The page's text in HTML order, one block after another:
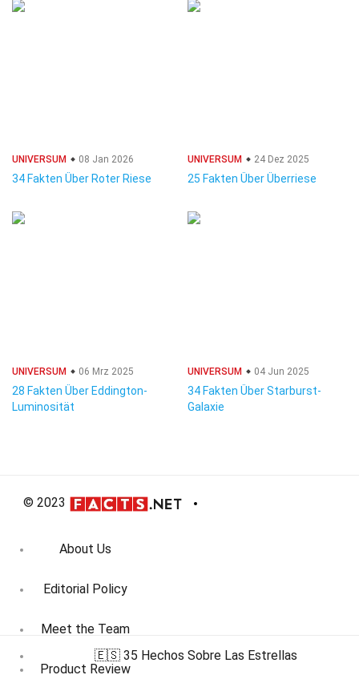
UNIVERSUM 08 Jan 2026
34 Fakten Über Roter Riese
UNIVERSUM 24 Dez 2025
25 Fakten Über Überriese
UNIVERSUM 06 Mrz 2025
28 Fakten Über Eddington-
Luminosität
UNIVERSUM 04 Jun 2025
34 Fakten Über Starburst-
Galaxie
© 2023
About Us
Editorial Policy
Meet the Team
Product Review
🇪🇸 35 Hechos Sobre Las Estrellas